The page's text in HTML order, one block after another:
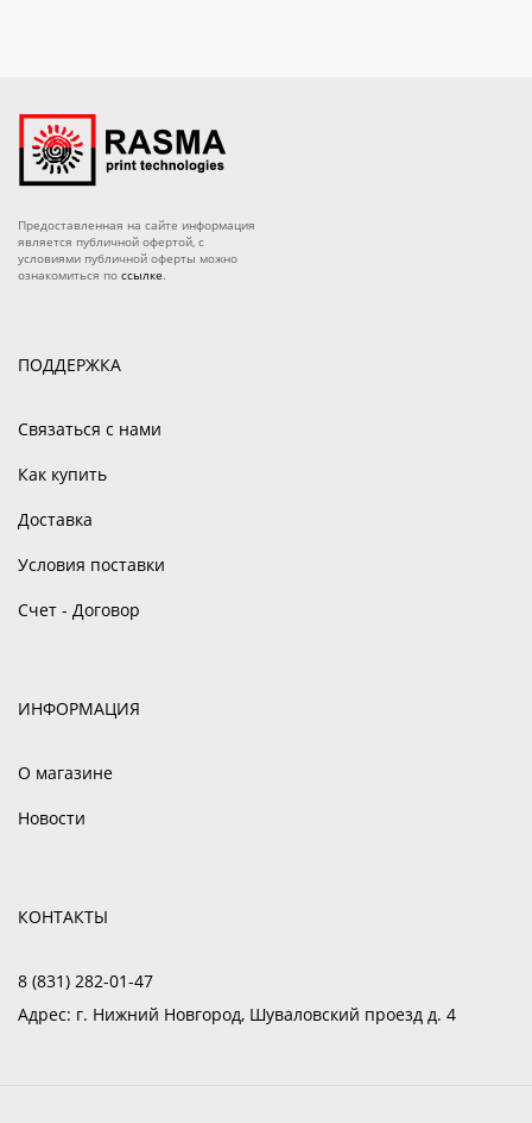
Предоставленная на сайте информация
является публичной офертой, с
условиями публичной оферты можно
ознакомиться по ссылке.
ПОДДЕРЖКА
Связаться с нами
Как купить
Доставка
Условия поставки
Счет - Договор
ИНФОРМАЦИЯ
О магазине
Новости
КОНТАКТЫ
8 (831) 282-01-47
Адрес: г. Нижний Новгород, Шуваловский проезд д. 4